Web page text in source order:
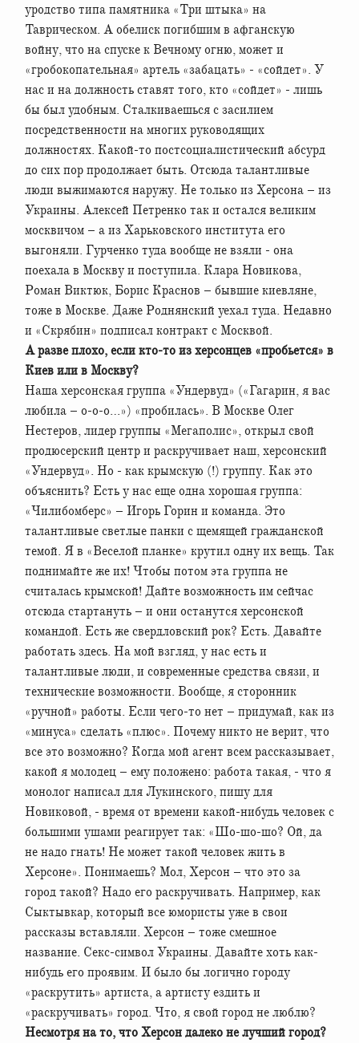
уродство типа памятника «Три штыка» на
Таврическом. А обелиск погибшим в афганскую
войну, что на спуске к Вечному огню, может и
«гробокопательная» артель «забацать» - «сойдет». У
нас и на должность ставят того, кто «сойдет» - лишь
бы был удобным. Сталкиваешься с засилием
посредственности на многих руководящих
должностях. Какой-то постсоциалистический абсурд
до сих пор продолжает быть. Отсюда талантливые
люди выжимаются наружу. Не только из Херсона – из
Украины. Алексей Петренко так и остался великим
москвичом – а из Харьковского института его
выгоняли. Гурченко туда вообще не взяли - она
поехала в Москву и поступила. Клара Новикова,
Роман Виктюк, Борис Краснов – бывшие киевляне,
тоже в Москве. Даже Роднянский уехал туда. Недавно
и «Скрябин» подписал контракт с Москвой.
А разве плохо, если кто-то из херсонцев «пробьется» в
Киев или в Москву?
Наша херсонская группа «Ундервуд» («Гагарин, я вас
любила – о-о-о…») «пробилась». В Москве Олег
Нестеров, лидер группы «Мегаполис», открыл свой
продюсерский центр и раскручивает наш, херсонский
«Ундервуд». Но - как крымскую (!) группу. Как это
объяснить? Есть у нас еще одна хорошая группа:
«Чилибомберс» – Игорь Горин и команда. Это
талантливые светлые панки с щемящей гражданской
темой. Я в «Веселой планке» крутил одну их вещь. Так
поднимайте же их! Чтобы потом эта группа не
считалась крымской! Дайте возможность им сейчас
отсюда стартануть – и они останутся херсонской
командой. Есть же свердловский рок? Есть. Давайте
работать здесь. На мой взгляд, у нас есть и
талантливые люди, и современные средства связи, и
технические возможности. Вообще, я сторонник
«ручной» работы. Если чего-то нет – придумай, как из
«минуса» сделать «плюс». Почему никто не верит, что
все это возможно? Когда мой агент всем рассказывает,
какой я молодец – ему положено: работа такая, - что я
монолог написал для Лукинского, пишу для
Новиковой, - время от времени какой-нибудь человек с
большими ушами реагирует так: «Шо-шо-шо? Ой, да
не надо гнать! Не может такой человек жить в
Херсоне». Понимаешь? Мол, Херсон – что это за
город такой? Надо его раскручивать. Например, как
Сыктывкар, который все юмористы уже в свои
рассказы вставляли. Херсон – тоже смешное
название. Секс-символ Украины. Давайте хоть как-
нибудь его проявим. И было бы логично городу
«раскрутить» артиста, а артисту ездить и
«раскручивать» город. Что, я свой город не люблю?
Несмотря на то, что Херсон далеко не лучший город?